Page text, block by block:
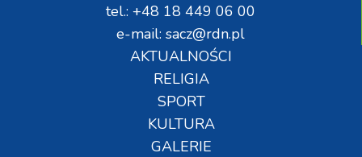
tel.: +48 18 449 06 00
e-mail: sacz@rdn.pl
AKTUALNOŚCI
RELIGIA
SPORT
KULTURA
GALERIE